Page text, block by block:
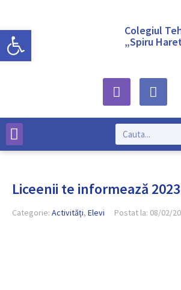
Deschide bara de unelte
Colegiul
„Spiru
Liceenii te informează 2023
Categorie: Activități, Elevi Postat la: 08/02/